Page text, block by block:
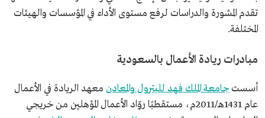
تقدم المشورة والدراسات لرفع مستوى الأداء في المؤسسات والهيئات
المختلفة.
مبادرات ريادة الأعمال بالسعودية
أسستجامعة الملك فهد للبترول والمعادن معهد الريادة في الأعمال
عام 1431هـ/2011م، مستقطبًا روّاد الأعمال المؤهلين من خريجي